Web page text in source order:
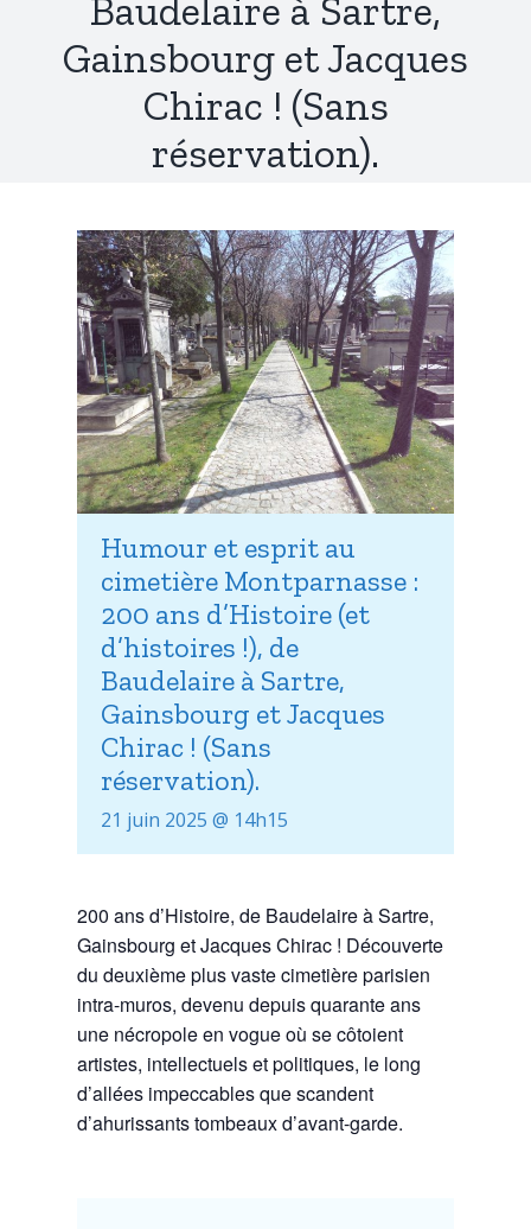
Baudelaire à Sartre,
Gainsbourg et Jacques
Chirac ! (Sans
réservation).
Humour et esprit au
cimetière Montparnasse :
200 ans d’Histoire (et
d’histoires !), de
Baudelaire à Sartre,
Gainsbourg et Jacques
Chirac ! (Sans
réservation).
21 juin 2025 @ 14h15
200 ans d’Histoire, de Baudelaire à Sartre,
Gainsbourg et Jacques Chirac ! Découverte
du deuxième plus vaste cimetière parisien
intra-muros, devenu depuis quarante ans
une nécropole en vogue où se côtoient
artistes, intellectuels et politiques, le long
d’allées impeccables que scandent
d’ahurissants tombeaux d’avant-garde.